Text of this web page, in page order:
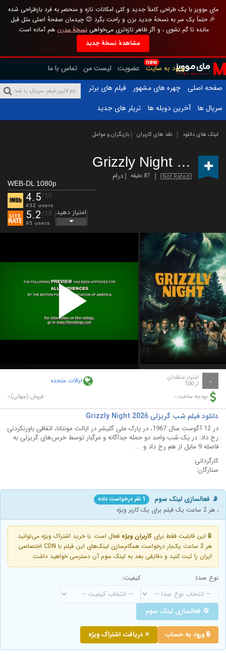
مای موویز با یک طراحی کاملاً جدید و کلی امکانات تازه و منحصر به فرد بازطراحی شده
🎉 حتماً یک سر به نسخهٔ جدید بزن و راحت بگرد 😊 چیدمان صفحهٔ اصلی مثل قبل
مانده تا گم نشوی ، و اگر ظاهر تازه‌تری می‌خواهینسخهٔ مدرن هم آماده است.
مشاهدهٔ نسخهٔ جدید
new
ورود به سایت عضویت لیست من تماس با ما
صفحه اصلی
چهره های مشهور
فیلم های برتر
سریال ها
آخرین دوبله ها تریلر های جدید
لینک های دانلود نقد های کاربران بازیگران و عوامل
Grizzly Night
(2026)
Not Rated 87 دقیقه درام
WEB-DL 1080p
4.5/10
432 users
5.2 /10
95 users
امتیاز دهید
Play
Video
- امتیاز منتقدان
از 100 ایالات متحده
بودجه ساخت:- فروش (جهانی):-
دانلود فیلم شب گریزلی Grizzly Night 2026
در 12 آگوست سال 1967، در پارک ملی گلیشر در ایالت مونتانا، اتفاقی باورنکردنی
رخ داد: در یک شب واحد دو حمله جداگانه و مرگبار توسط خرس‌های گریزلی به
فاصله 9 مایل از هم رخ داد و ...
کارگردانی:
ستارگان:
📡 فعالسازی لینک سوم 1 نفر درخواست داده
، هر 2 ساعت یک فیلم برای یک کاربر ویژه
🔒 این قابلیت فقط برای کاربران ویژه فعال است. با خرید اشتراک ویژه می‌توانید
هر 2 ساعت یک‌بار درخواست همگام‌سازی لینک‌های این فیلم با CDN اختصاصی
ایران را ثبت کنید و دقایقی بعد به لینک سوم آن دسترسی خواهید داشت
نوع صدا: کیفیت:
🔄 فعالسازی لینک سوم
🔒 ورود به حساب ⭐ دریافت اشتراک ویژه